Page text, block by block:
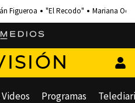
Figueroa "El Recodo" Mariana
Programas